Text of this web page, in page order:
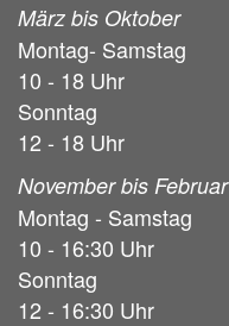
März bis Oktober
Montag- Samstag
10 - 18 Uhr
Sonntag
12 - 18 Uhr
November bis Februar
Montag - Samstag
10 - 16:30 Uhr
Sonntag
12 - 16:30 Uhr